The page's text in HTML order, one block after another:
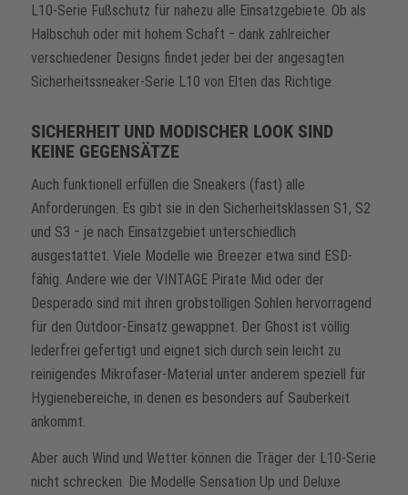
L10-Serie Fußschutz für nahezu alle Einsatzgebiete. Ob als
Halbschuh oder mit hohem Schaft ‒ dank zahlreicher
verschiedener Designs findet jeder bei der angesagten
Sicherheitssneaker-Serie L10 von Elten das Richtige.
SICHERHEIT UND MODISCHER LOOK SIND
KEINE GEGENSÄTZE
Auch funktionell erfüllen die Sneakers (fast) alle
Anforderungen. Es gibt sie in den Sicherheitsklassen S1, S2
und S3 ‒ je nach Einsatzgebiet unterschiedlich
ausgestattet. Viele Modelle wie Breezer etwa sind ESD-
fähig. Andere wie der VINTAGE Pirate Mid oder der
Desperado sind mit ihren grobstolligen Sohlen hervorragend
für den Outdoor-Einsatz gewappnet. Der Ghost ist völlig
lederfrei gefertigt und eignet sich durch sein leicht zu
reinigendes Mikrofaser-Material unter anderem speziell für
Hygienebereiche, in denen es besonders auf Sauberkeit
ankommt.
Aber auch Wind und Wetter können die Träger der L10-Serie
nicht schrecken. Die Modelle Sensation Up und Deluxe